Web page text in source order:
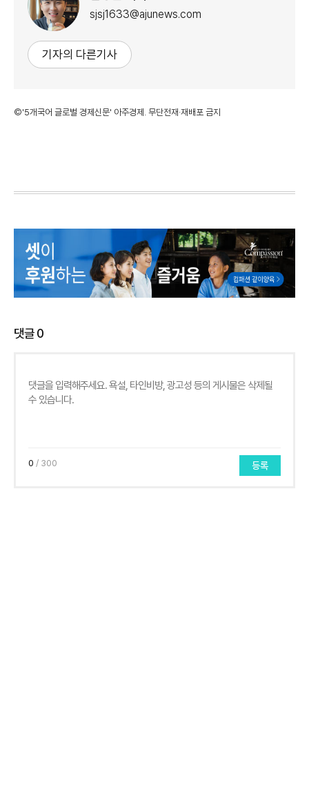
sjsj1633@ajunews.com
기자의 다른기사
©'5개국어 글로벌 경제신문' 아주경제. 무단전재·재배포 금지
댓글0
0 / 300 등록